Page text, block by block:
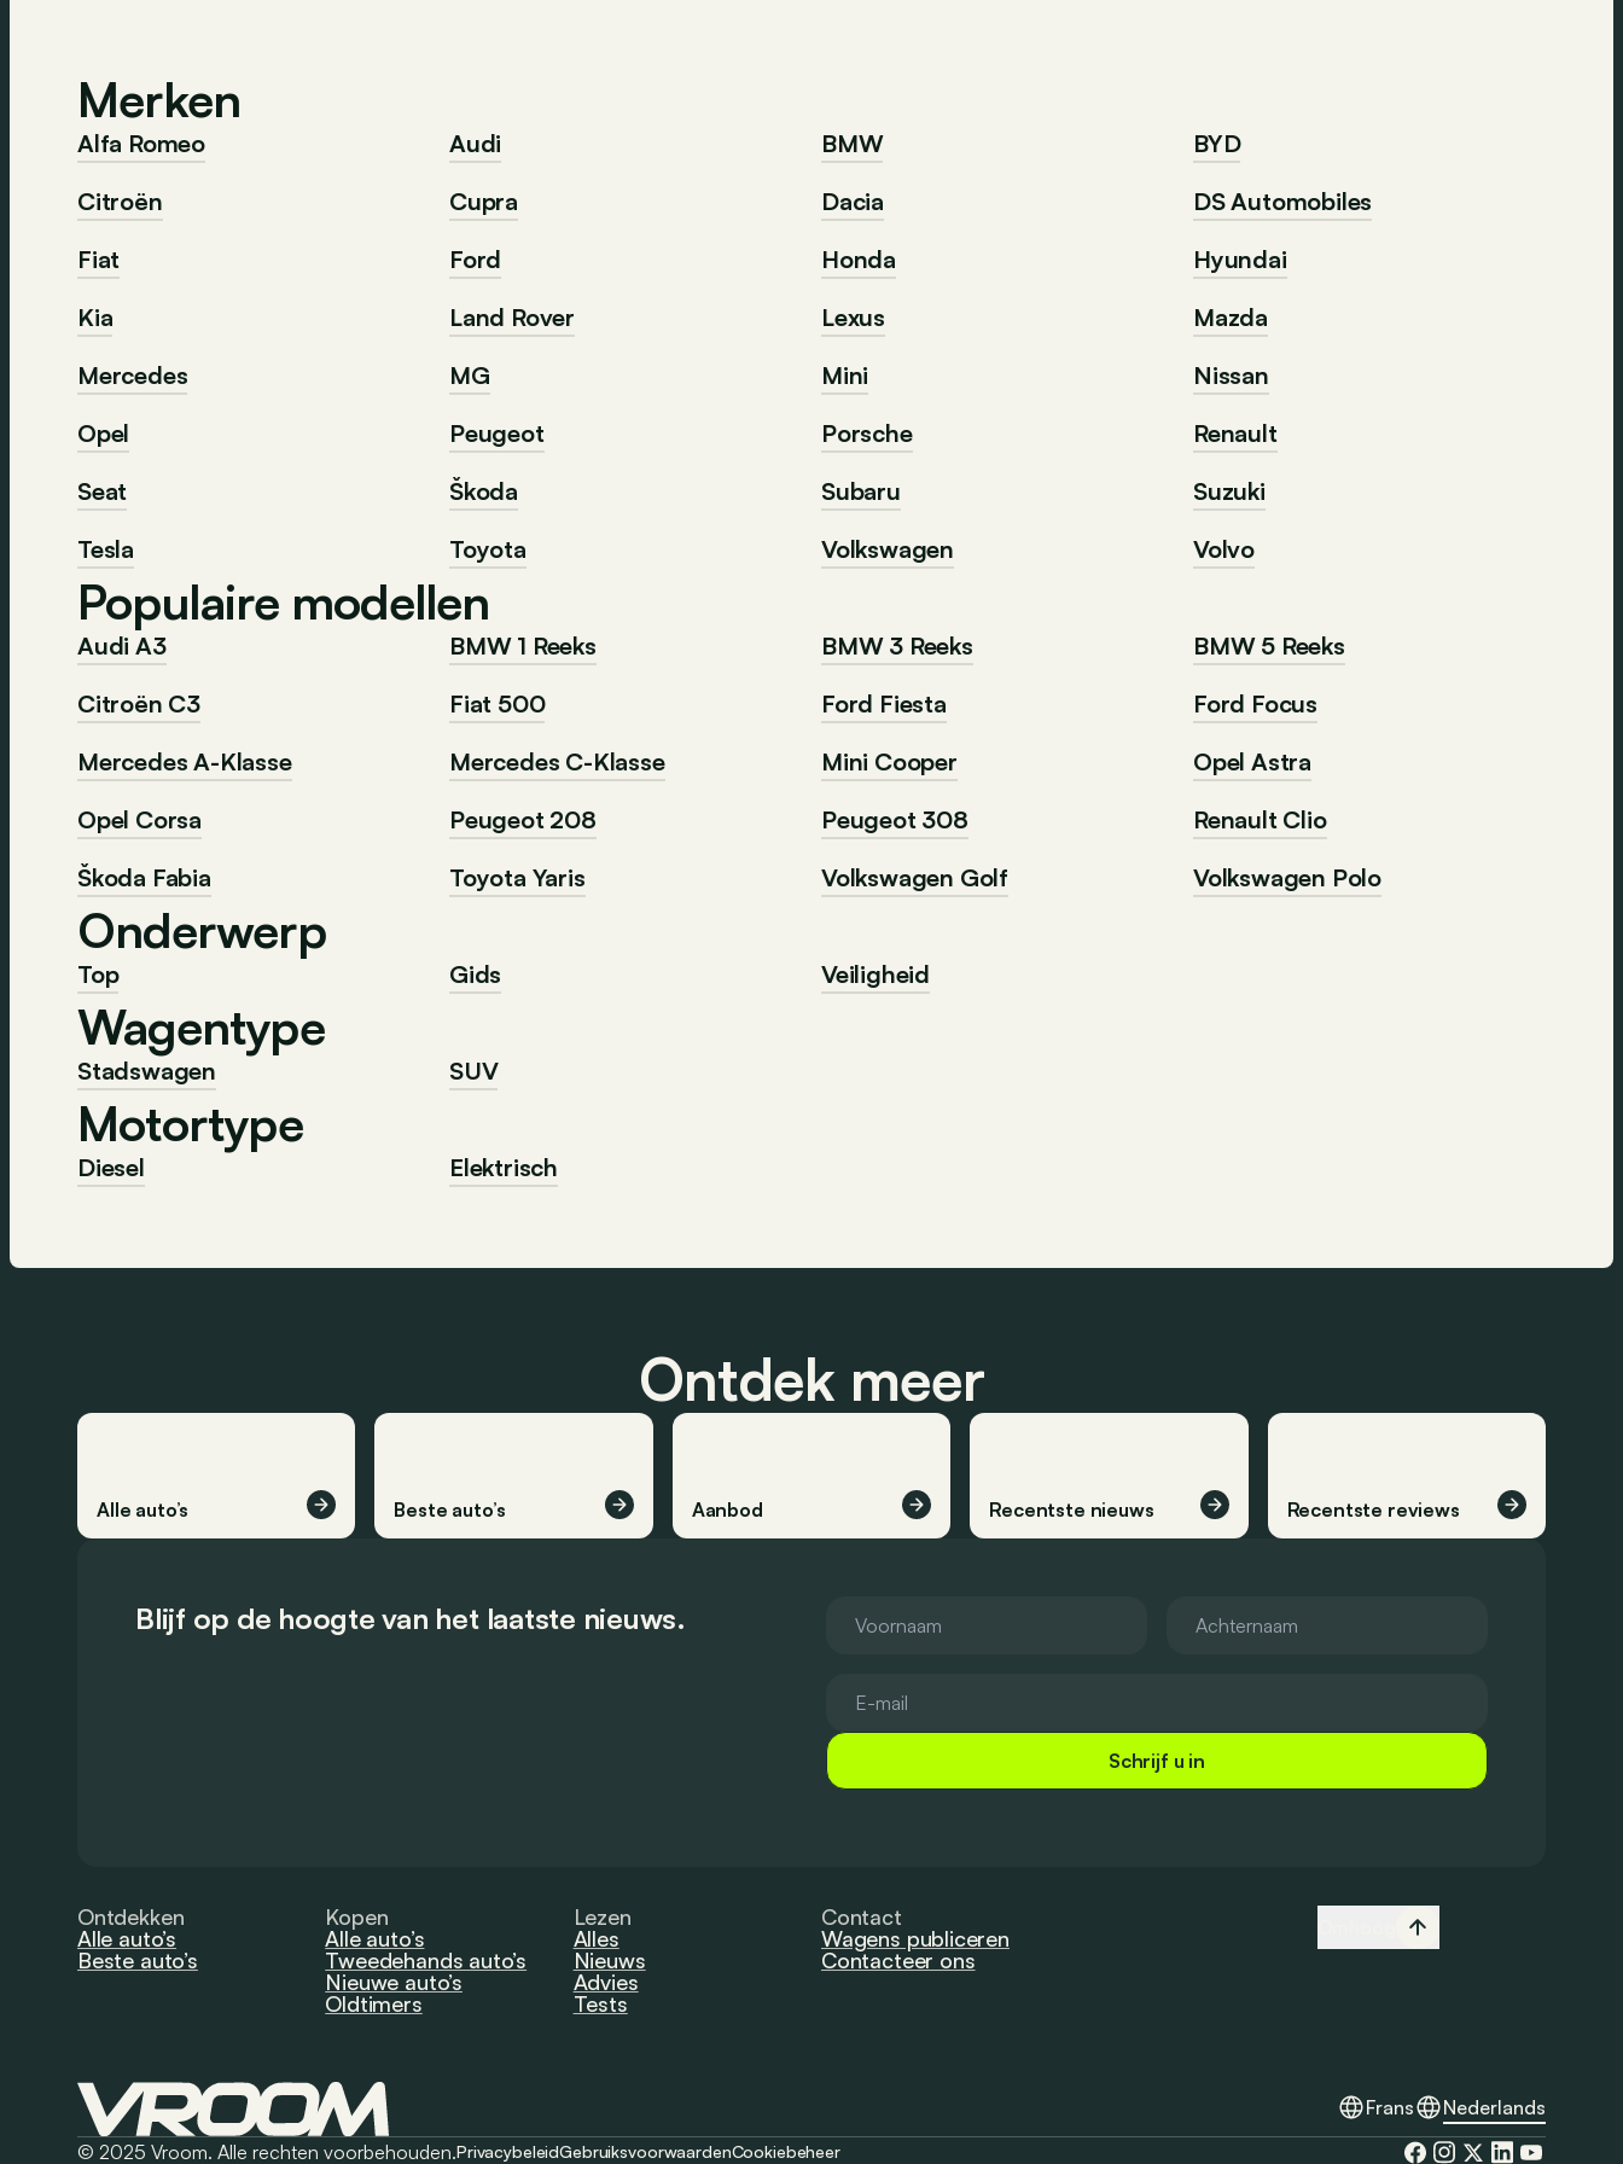
Merken
Alfa Romeo Audi BMW
BYD
Citroën
Cupra Dacia
DS Automobiles
Fiat
Ford Honda
Hyundai
Kia
Land Rover Lexus
Mazda
Mercedes
MG Mini
Nissan
Opel
Peugeot Porsche
Renault
Seat
Škoda Subaru
Suzuki
Tesla
Toyota Volkswagen Volvo
Populaire modellen
Audi A3 BMW 1 Reeks BMW 3 Reeks
BMW 5 Reeks
Citroën C3
Fiat 500 Ford Fiesta
Ford Focus
Mercedes A-Klasse
Mercedes C-Klasse Mini Cooper
Opel Astra
Opel Corsa
Peugeot 208 Peugeot 308
Renault Clio
Škoda Fabia
Toyota Yaris Volkswagen Golf Volkswagen Polo
Onderwerp
Top Gids Veiligheid
Wagentype
Stadswagen SUV
Motortype
Diesel Elektrisch
Ontdek meer
Alle auto’s Beste auto’s Aanbod Recentste nieuws Recentste reviews
Blijf op de hoogte van het laatste nieuws.
Schrijf u in
Ontdekken
Alle auto’s
Beste auto’s
Kopen
Alle auto’s
Tweedehands auto’s
Nieuwe auto’s
Oldtimers
Lezen
Alles
Nieuws
Advies
Tests
Contact
Wagens publiceren
Contacteer ons
Frans
Nederlands
© 2025 Vroom. Alle rechten voorbehouden.PrivacybeleidGebruiksvoorwaardenCookiebeheer